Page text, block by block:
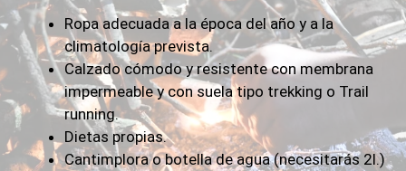
Ropa adecuada a la época del año y a la
climatología prevista.
Calzado cómodo y resistente con membrana
impermeable y con suela tipo trekking o Trail
running.
Dietas propias.
Cantimplora o botella de agua (necesitarás 2l.)